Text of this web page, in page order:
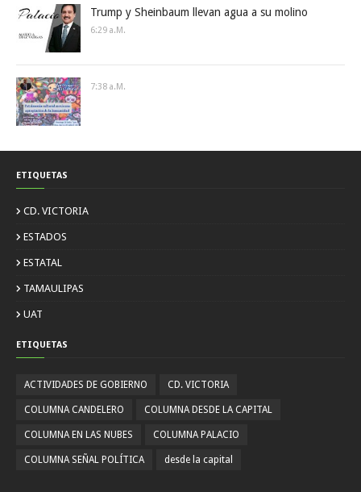
Trump y Sheinbaum llevan agua a su molino
6:29 A.m.
7:38 A.m.
ETIQUETAS
CD. VICTORIA
ESTADOS
ESTATAL
TAMAULIPAS
UAT
ETIQUETAS
ACTIVIDADES DE GOBIERNO CD. VICTORIA
COLUMNA CANDELERO COLUMNA DESDE LA CAPITAL
COLUMNA EN LAS NUBES COLUMNA PALACIO
COLUMNA SEÑAL POLÍTICA desde la capital